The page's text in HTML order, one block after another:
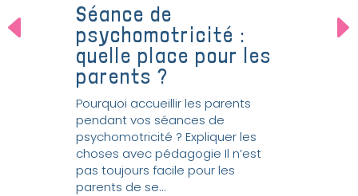
Séance de
psychomotricité :
quelle place pour les
parents ?
Pourquoi accueillir les parents
pendant vos séances de
psychomotricité ? Expliquer les
choses avec pédagogie Il n’est
pas toujours facile pour les
parents de se...